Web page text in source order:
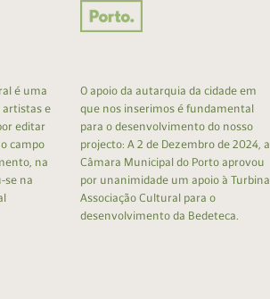
é uma
artistas e
editar
campo
na
se na
O apoio da autarquia da cidade em
que nos inserimos é fundamental
para o desenvolvimento do nosso
projecto: A 2 de Dezembro de 2024, a
Câmara Municipal do Porto aprovou
por unanimidade um apoio à Turbina
Associação Cultural para o
desenvolvimento da Bedeteca.